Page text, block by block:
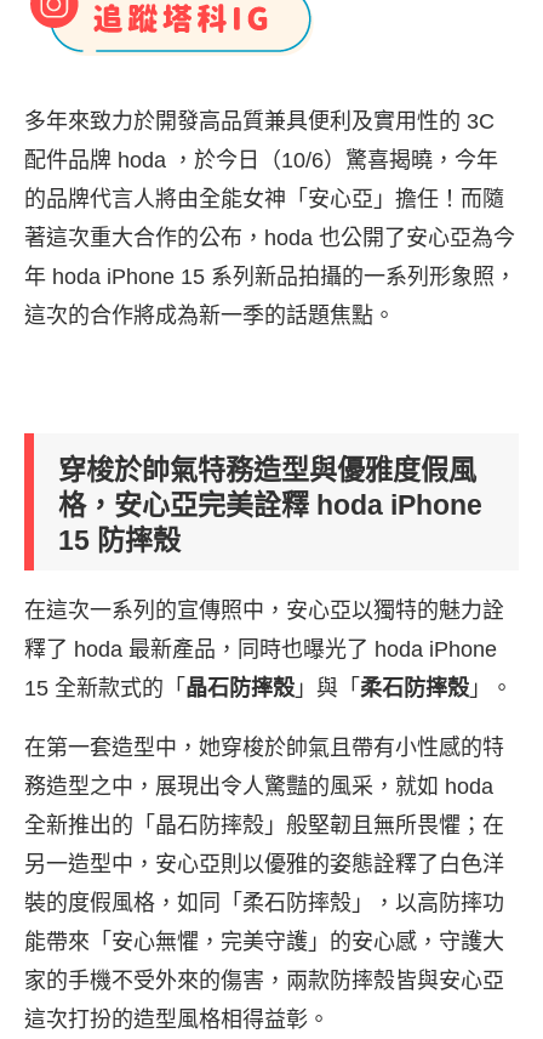
多年來致力於開發高品質兼具便利及實用性的 3C
配件品牌 hoda ，於今日（10/6）驚喜揭曉，今年
的品牌代言人將由全能女神「安心亞」擔任！而隨
著這次重大合作的公布，hoda 也公開了安心亞為今
年 hoda iPhone 15 系列新品拍攝的一系列形象照，
這次的合作將成為新一季的話題焦點。
穿梭於帥氣特務造型與優雅度假風
格，安心亞完美詮釋 hoda iPhone
15 防摔殼
在這次一系列的宣傳照中，安心亞以獨特的魅力詮
釋了 hoda 最新產品，同時也曝光了 hoda iPhone
15 全新款式的「 晶石防摔殼 」與「 柔石防摔殼 」。
在第一套造型中，她穿梭於帥氣且帶有小性感的特
務造型之中，展現出令人驚豔的風采，就如 hoda
全新推出的「晶石防摔殼」般堅韌且無所畏懼；在
另一造型中，安心亞則以優雅的姿態詮釋了白色洋
裝的度假風格，如同「柔石防摔殼」，以高防摔功
能帶來「安心無懼，完美守護」的安心感，守護大
家的手機不受外來的傷害，兩款防摔殼皆與安心亞
這次打扮的造型風格相得益彰。